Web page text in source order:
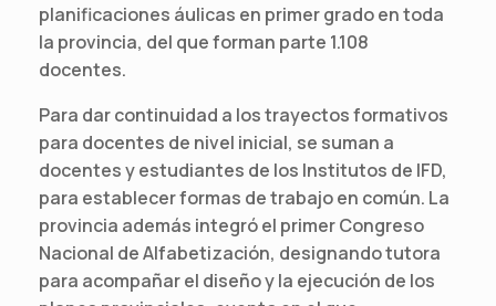
planificaciones áulicas en primer grado en toda
la provincia, del que forman parte 1.108
docentes.
Para dar continuidad a los trayectos formativos
para docentes de nivel inicial, se suman a
docentes y estudiantes de los Institutos de IFD,
para establecer formas de trabajo en común. La
provincia además integró el primer Congreso
Nacional de Alfabetización, designando tutora
para acompañar el diseño y la ejecución de los